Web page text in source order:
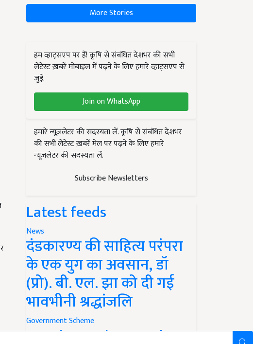
More Stories
हम व्हाट्सएप पर हैं! कृषि से संबंधित देशभर की सभी
लेटेस्ट ख़बरें मोबाइल में पढ़ने के लिए हमारे व्हाट्सएप से
जुड़ें.
Join on WhatsApp
हमारे न्यूज़लेटर की सदस्यता लें. कृषि से संबंधित देशभर
की सभी लेटेस्ट ख़बरें मेल पर पढ़ने के लिए हमारे
न्यूज़लेटर की सदस्यता लें.
Subscribe Newsletters
Latest feeds
News
दंडकारण्य की साहित्य परंपरा
के एक युग का अवसान, डॉ
(प्रो). बी. एल. झा को दी गई
भावभीनी श्रद्धांजलि
Government Scheme
PM Kisan Yojana Update: